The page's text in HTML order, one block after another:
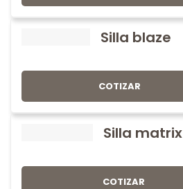
Silla blaze
COTIZAR
Silla matrix
COTIZAR